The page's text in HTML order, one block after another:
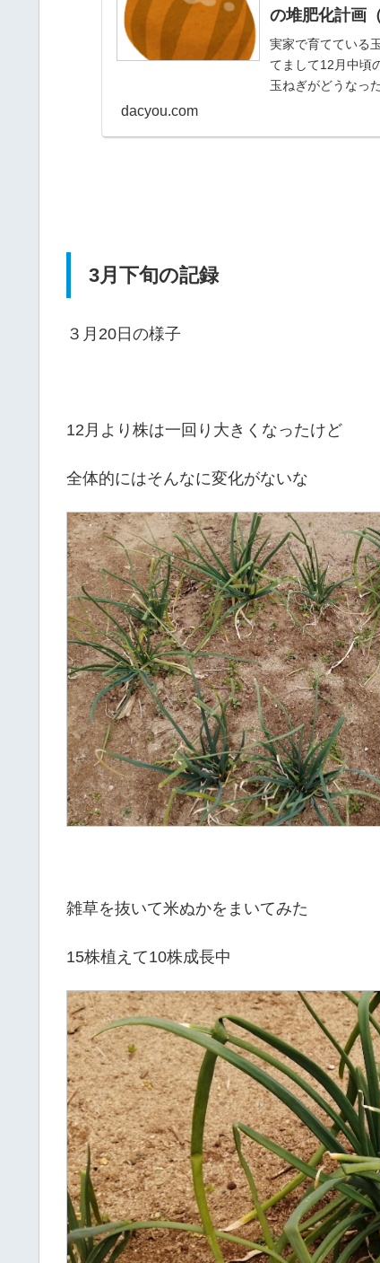
の堆肥化計画（
実家で育てている
てまして12月中
玉ねぎがどうなっ
dacyou.com
3月下旬の記録
３月20日の様子
12月より株は一回り大きくなったけど
全体的にはそんなに変化がないな
雑草を抜いて米ぬかをまいてみた
15株植えて10株成長中